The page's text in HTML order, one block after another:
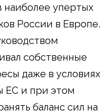
наиболее упертых
России в Европе.
собственные
даже в условиях
ЕС и при этом
баланс сил на